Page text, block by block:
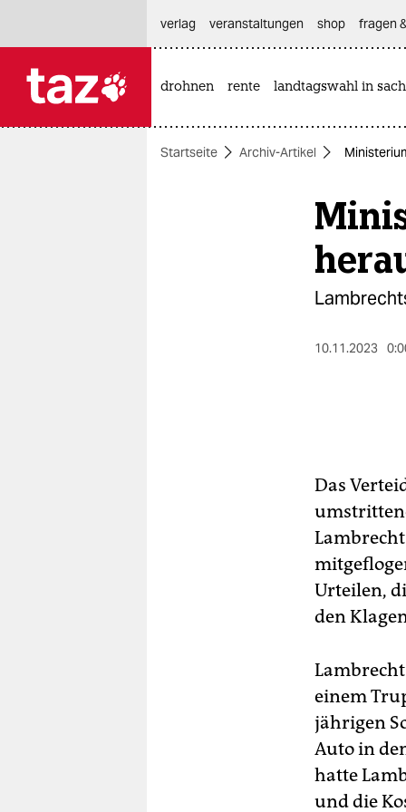
themen
verlag
veranstaltungen shop fragen
drohnen rente landtagswahl in
Startseite Archiv-Artikel
10.11.2023
Das
Urteilen,
den
einem
jährigen
Auto in
hatte
und die